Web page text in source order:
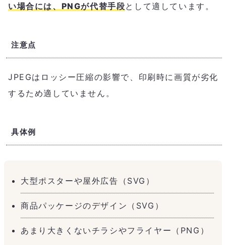
い場合には、PNGが代替手段として適しています。
注意点
JPEGはロッシー圧縮の影響で、印刷時に画質が劣化
するため適していません。
具体例
大型ポスターや屋外広告（SVG）
商品パッケージのデザイン（SVG）
あまり大きくないチラシやフライヤー（PNG）